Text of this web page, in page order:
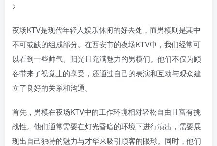
>
夜场KTV是现代年轻人娱乐休闲的好去处，而男模则是其中
不可或缺的组成部分。在西安市的夜场KTV中，我们经常可
以看到一些帅气、阳光且充满魅力的男模们。他们不仅为顾
客带来了视觉上的享受，还通过自己的表演和互动与观众建
立了良好的关系和沟通。
首先，男模在夜场KTV中的工作环境相对轻松自由且富有挑
战性。他们通常需要在灯光昏暗的环境下进行演出，需要展
现出自己独特的魅力与才华来吸引顾客的眼球。同时，他们